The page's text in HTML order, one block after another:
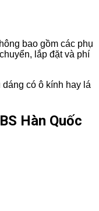
bao gồm các phụ
lắp đặt và phí
có ô kính hay lá
Hàn Quốc